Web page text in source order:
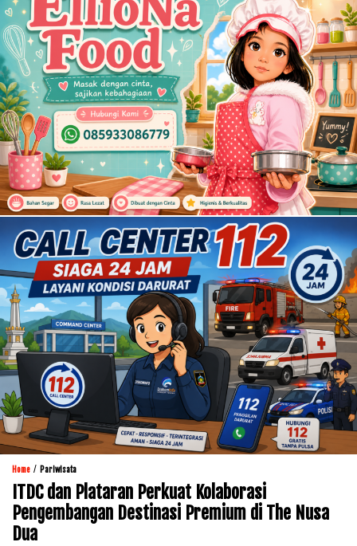
Home / Pariwisata
ITDC dan Plataran Perkuat Kolaborasi
Pengembangan Destinasi Premium di The Nusa
Dua